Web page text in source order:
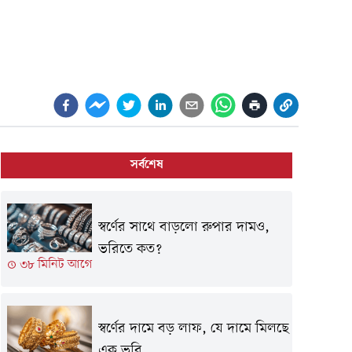
সর্বশেষ
৩৮ মিনিট আগে
স্বর্ণের সাথে বাড়লো রুপার দামও,
ভরিতে কত?
স্বর্ণের দামে বড় লাফ, যে দামে মিলছে